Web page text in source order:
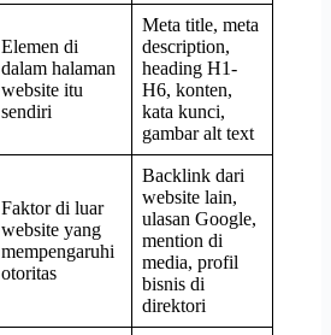
Elemen di
dalam halaman
website itu
sendiri
Meta title, meta
description,
heading H1-
H6, konten,
kata kunci,
gambar alt text
Faktor di luar
website yang
mempengaruhi
otoritas
Backlink dari
website lain,
ulasan Google,
mention di
media, profil
bisnis di
direktori